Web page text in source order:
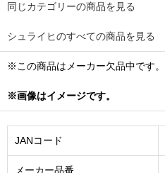
同じカテゴリーの商品を見る
シュライヒのすべての商品を見る
※この商品はメーカー欠品中です。
※画像はイメージです。
JANコード
メーカー品番